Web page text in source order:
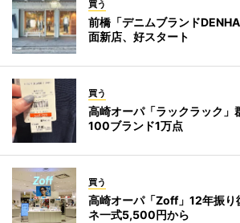
買う
前橋「デニムブランド
面新店、好スタート
買う
高崎オーパ「ラックラック
100ブランド1万点
買う
高崎オーパ「Zoff」12年振
ネ一式5,500円から